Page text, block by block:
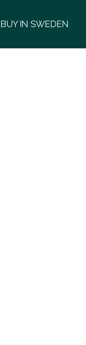
BUY IN SWEDEN